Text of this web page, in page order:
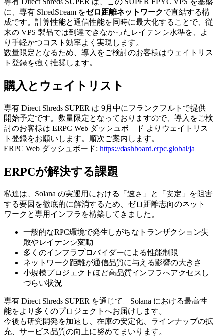
専有 Direct Shreds SUPER は、この SUPER EPYC VPS を基盤
に、専有 ShredStream をゼロ距離ネットワークで直結する構
成です。計算性能と通信性能を同時に最大化することで、従
来の VPS 製品では到達できなかったレイテンシ水準を、よ
り手軽かつコスト効率よく実現します。
数量限定となるため、導入をご検討のお客様はウェイトリス
ト登録を強く推奨します。
購入とウェイトリスト
専有 Direct Shreds SUPER は 9月中にフランクフルトで提供
開始予定です。数量限定となっておりますので、導入をご検
討のお客様は ERPC Web ダッシュボード よりウェイトリス
ト登録をお願いします。順次ご案内します。
ERPC Web ダッシュボード: https://dashboard.erpc.global/ja
ERPCが解決する課題
私達は、Solana の実運用における「速さ」と「安定」を阻害
する要因を徹底的に解消するため、ゼロ距離志向のネット
ワークと専用インフラを構築してきました。
一般的なRPC環境で発生しがちなトランザクション失
敗やレイテンシ変動
多くのインフラプロバイダーによる性能制限
ネットワーク距離が通信品質に与える影響の大きさ
小規模プロジェクトほど高品質インフラへアクセスし
づらい状況
専有 Direct Shreds SUPER を通じて、Solana における最高性
能をより多くのプロジェクトへお届けします。
今後も研究開発を加速し、在庫の安定化、ラインナップの拡
充、サービス品質の向上に努めてまいります。